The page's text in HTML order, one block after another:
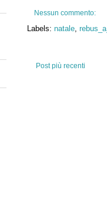
Nessun commento:
Labels: natale
Post più recenti